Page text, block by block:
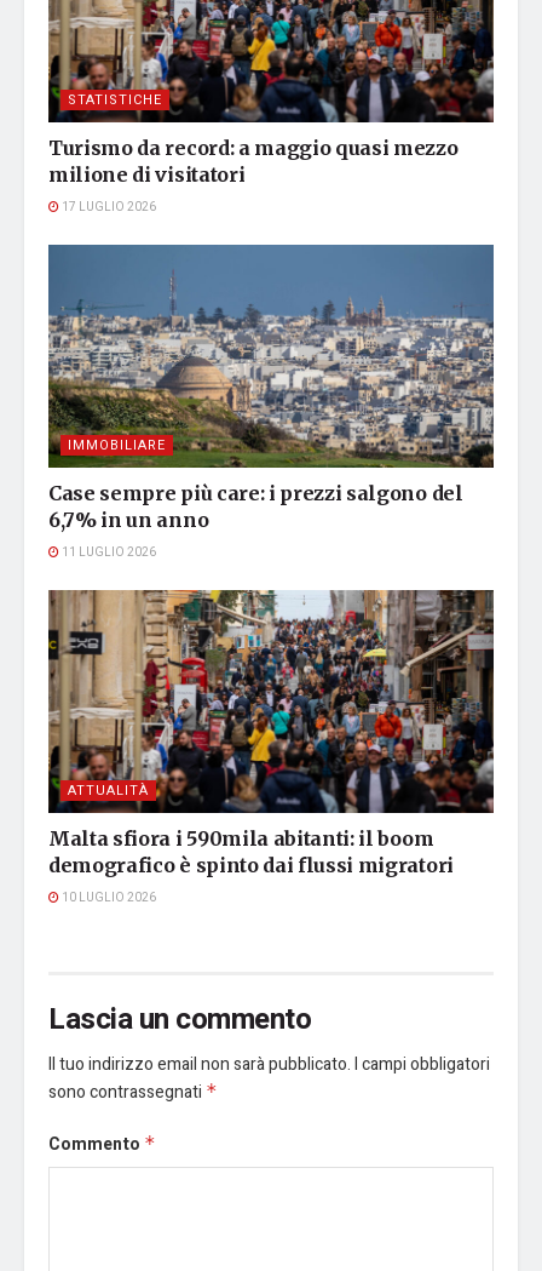
STATISTICHE
Turismo da record: a maggio quasi mezzo
milione di visitatori
17 LUGLIO 2026
IMMOBILIARE
Case sempre più care: i prezzi salgono del
6,7% in un anno
11 LUGLIO 2026
ATTUALITÀ
Malta sfiora i 590mila abitanti: il boom
demografico è spinto dai flussi migratori
10 LUGLIO 2026
Lascia un commento
Il tuo indirizzo email non sarà pubblicato.I campi obbligatori
sono contrassegnati *
Commento *